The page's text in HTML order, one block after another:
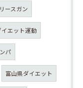
ースガン
イエット運動
パ
富山県ダイエット